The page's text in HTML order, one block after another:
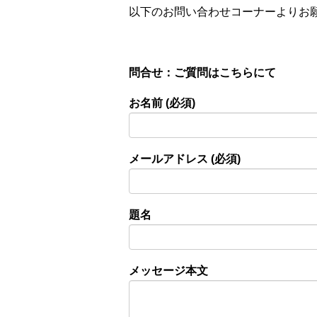
以下のお問い合わせコーナーよりお
問合せ：ご質問はこちらにて
お名前 (必須)
メールアドレス (必須)
題名
メッセージ本文